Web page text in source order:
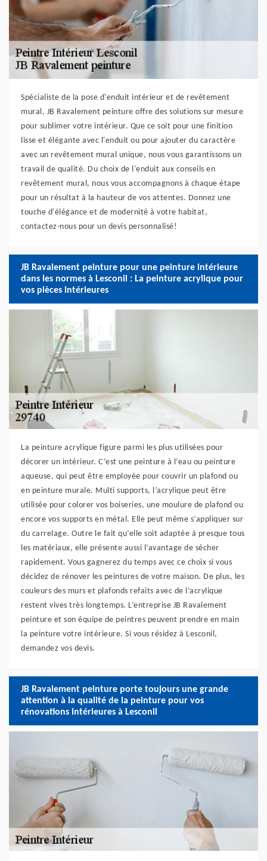
Spécialiste de la pose d'enduit intérieur et de revêtement
mural, JB Ravalement peinture offre des solutions sur mesure
pour sublimer votre intérieur. Que ce soit pour une finition
lisse et élégante avec l'enduit ou pour ajouter du caractère
avec un revêtement mural unique, nous vous garantissons un
travail de qualité. Du choix de l'enduit aux conseils en
revêtement mural, nous vous accompagnons à chaque étape
pour un résultat à la hauteur de vos attentes. Donnez une
touche d'élégance et de modernité à votre habitat,
contactez-nous pour un devis personnalisé!
JB Ravalement peinture pour une peinture intérieure
dans les normes à Lesconil : La peinture acrylique pour
vos pièces intérieures
La peinture acrylique figure parmi les plus utilisées pour
décorer un intérieur. C’est une peinture à l’eau ou peinture
aqueuse, qui peut être employée pour couvrir un plafond ou
en peinture murale. Multi supports, l’acrylique peut être
utilisée pour colorer vos boiseries, une moulure de plafond ou
encore vos supports en métal. Elle peut même s’appliquer sur
du carrelage. Outre le fait qu’elle soit adaptée à presque tous
les matériaux, elle présente aussi l’avantage de sécher
rapidement. Vous gagnerez du temps avec ce choix si vous
décidez de rénover les peintures de votre maison. De plus, les
couleurs des murs et plafonds refaits avec de l’acrylique
restent vives très longtemps. L’entreprise JB Ravalement
peinture et son équipe de peintres peuvent prendre en main
la peinture votre intérieure. Si vous résidez à Lesconil,
demandez vos devis.
JB Ravalement peinture porte toujours une grande
attention à la qualité de la peinture pour vos
rénovations intérieures à Lesconil